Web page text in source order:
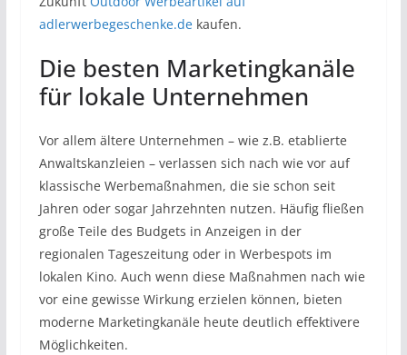
adlerwerbegeschenke.dekaufen.
Die besten Marketingkanäle
für lokale Unternehmen
Vor allem ältere Unternehmen – wie z.B. etablierte
Anwaltskanzleien – verlassen sich nach wie vor auf
klassische Werbemaßnahmen, die sie schon seit
Jahren oder sogar Jahrzehnten nutzen. Häufig fließen
große Teile des Budgets in Anzeigen in der
regionalen Tageszeitung oder in Werbespots im
lokalen Kino. Auch wenn diese Maßnahmen nach wie
vor eine gewisse Wirkung erzielen können, bieten
moderne Marketingkanäle heute deutlich effektivere
Möglichkeiten.